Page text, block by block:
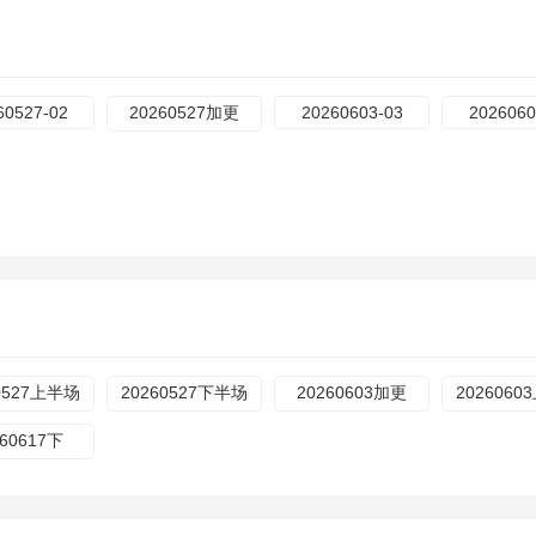
02 20260527加更 20260603-03
上半场 20260527下半场 20260603加更 20260603
下